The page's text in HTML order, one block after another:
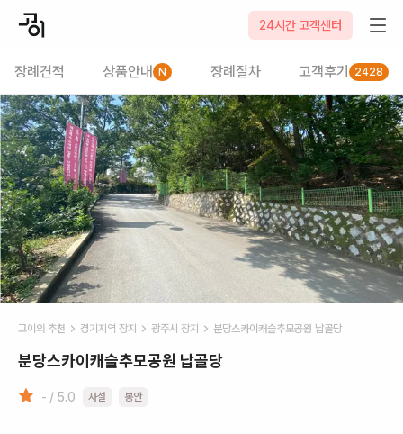
24시간 고객센터
장례견적 상품안내 N 장례절차 고객후기 2428
고이의 추천 경기 지역 장지 광주시 장지 분당스카이캐슬추모공원 납골당
분당스카이캐슬추모공원 납골당
- / 5.0 사설 봉안